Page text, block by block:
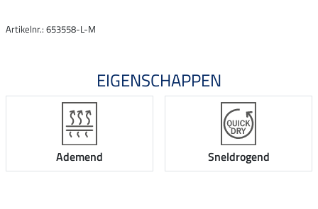
Artikelnr.: 653558-L-M
EIGENSCHAPPEN
Ademend Sneldrogend